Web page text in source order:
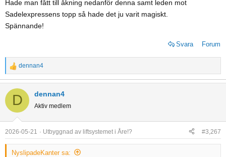
Hade man fått till åkning nedanför denna samt leden mot
Sadelexpressens topp så hade det ju varit magiskt.
Spännande!
Svara Forum
R
e
a
t
i
o
n
dennan4
D dennan4
Aktiv medlem
2026-05-21 Utbyggnad av liftsystemet i Åre!? #3,267
NyslipadeKanter sa: